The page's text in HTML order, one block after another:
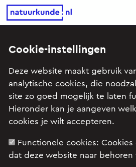
Natuurkunde.nl
Renium-188 (HAVO
2018-2, opg 4)
Onderwerp: Ioniserende straling,
Examenopgave HAVO,
2, opgave 4: Renium-188
Cookie-instellingen
Deze website maakt gebruik
analytische cookies, die
site zo goed mogelijk te laten
Hieronder kan je aangeven
cookies je wilt accepteren.
Functionele cookies: Cookies
dat deze website naar